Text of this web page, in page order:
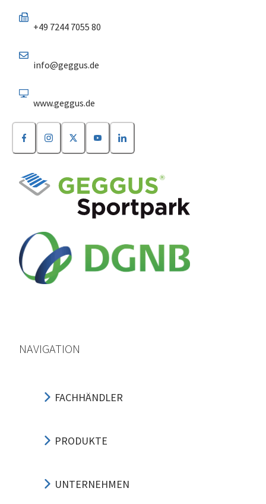
+49 7244 7055 80
info@geggus.de
www.geggus.de
NAVIGATION
FACHHÄNDLER
PRODUKTE
UNTERNEHMEN